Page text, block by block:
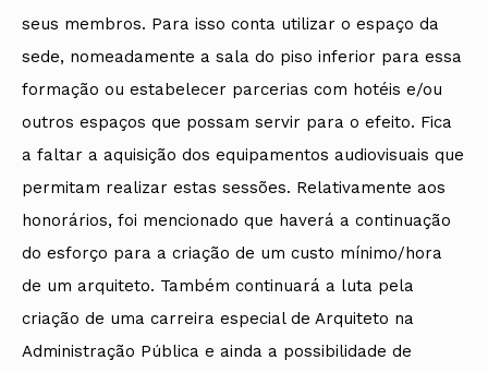
seus membros. Para isso conta utilizar o espaço da
sede, nomeadamente a sala do piso inferior para essa
formação ou estabelecer parcerias com hotéis e/ou
outros espaços que possam servir para o efeito. Fica
a faltar a aquisição dos equipamentos audiovisuais que
permitam realizar estas sessões. Relativamente aos
honorários, foi mencionado que haverá a continuação
do esforço para a criação de um custo mínimo/hora
de um arquiteto. Também continuará a luta pela
criação de uma carreira especial de Arquiteto na
Administração Pública e ainda a possibilidade de